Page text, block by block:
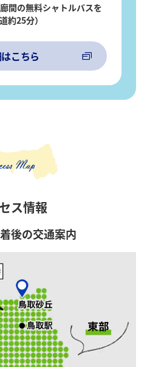
間の無料シャトルバスを
約25分）
こちら
ス情報
後の交通案内